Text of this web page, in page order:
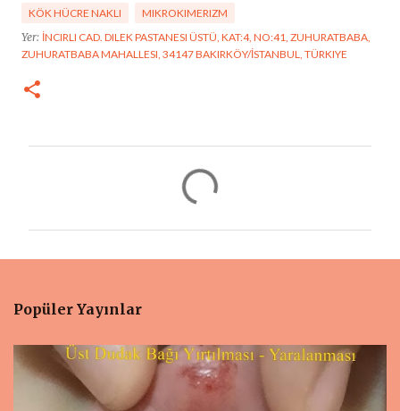
KÖK HÜCRE NAKLI
MIKROKIMERIZM
Yer: İNCIRLI CAD. DILEK PASTANESI ÜSTÜ, KAT:4, NO:41, ZUHURATBABA,
ZUHURATBABA MAHALLESI, 34147 BAKIRKÖY/İSTANBUL, TÜRKIYE
a
r
Popüler Yayınlar